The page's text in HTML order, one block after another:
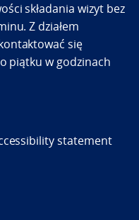
składania wizyt bez
Z działem
się
piątku w godzinach
statement